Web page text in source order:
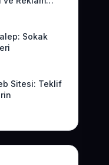
Sokak
Sitesi: Teklif